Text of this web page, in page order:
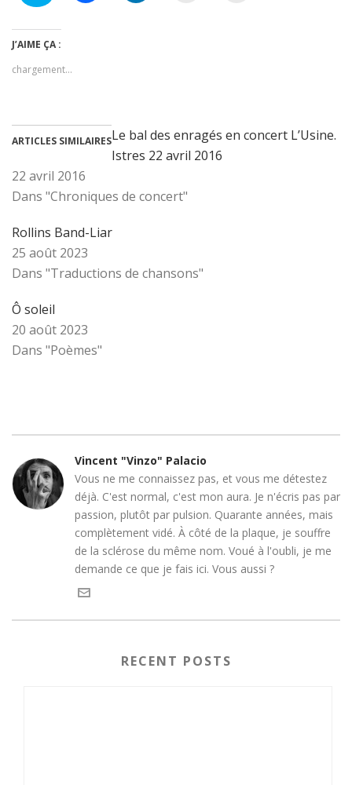
J’AIME ÇA :
chargement…
ARTICLES SIMILAIRESLe bal des enragés en concert L’Usine.
Istres 22 avril 2016
22 avril 2016
Dans "Chroniques de concert"
Rollins Band-Liar
25 août 2023
Dans "Traductions de chansons"
Ô soleil
20 août 2023
Dans "Poèmes"
Vincent "Vinzo" Palacio
Vous ne me connaissez pas, et vous me détestez
déjà. C'est normal, c'est mon aura. Je n'écris pas par
passion, plutôt par pulsion. Quarante années, mais
complètement vidé. À côté de la plaque, je souffre
de la sclérose du même nom. Voué à l'oubli, je me
demande ce que je fais ici. Vous aussi ?
RECENT POSTS